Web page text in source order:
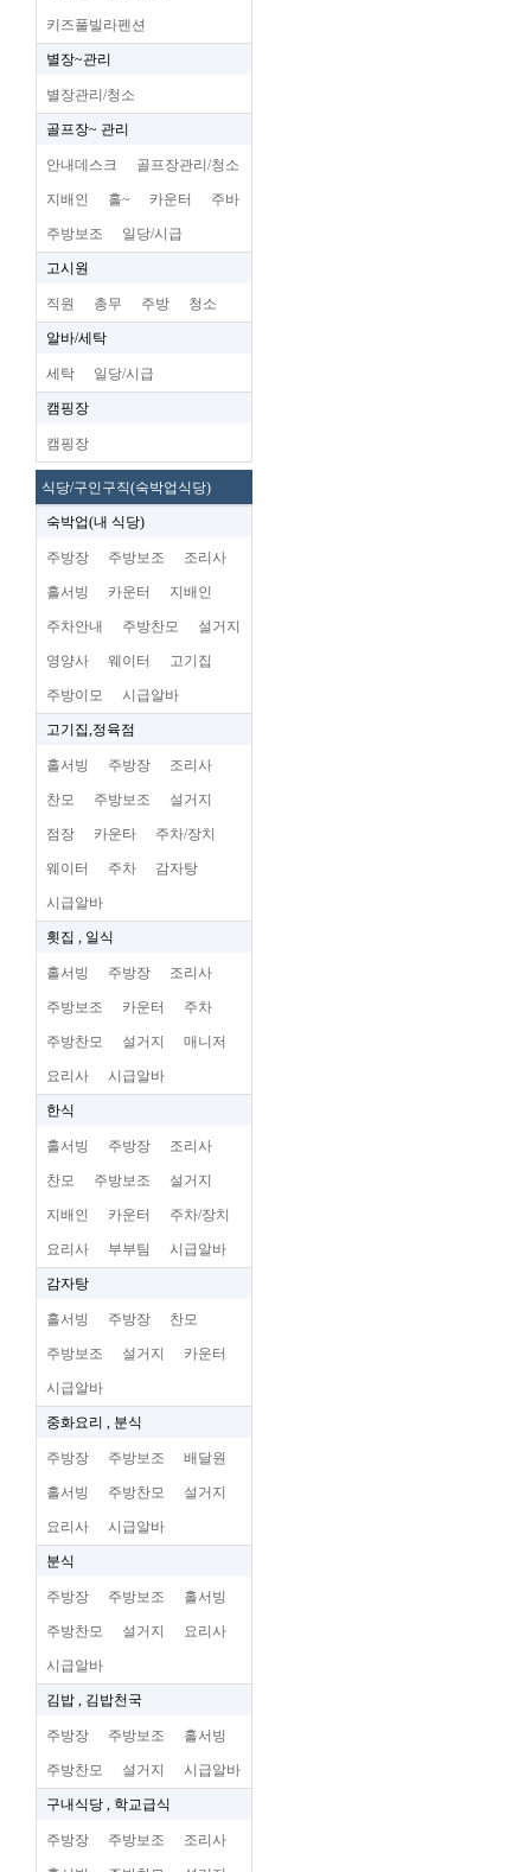
키즈풀빌라펜션
별장~관리
별장관리/청소
골프장~ 관리
안내데스크 골프장관리/청소
지배인 홀~ 카운터 주바
주방보조 일당/시급
고시원
직원 총무 주방 청소
알바/세탁
세탁 일당/시급
캠핑장
캠핑장
식당/구인구직(숙박업식당)
숙박업(내 식당)
주방장 주방보조 조리사
홀서빙 카운터 지배인
주차안내 주방찬모 설거지
영양사 웨이터 고기집
주방이모 시급알바
고기집,정육점
홀서빙 주방장 조리사
찬모 주방보조 설거지
점장 카운타 주차/장치
웨이터 주차 감자탕
시급알바
횟집 , 일식
홀서빙 주방장 조리사
주방보조 카운터 주차
주방찬모 설거지 매니저
요리사 시급알바
한식
홀서빙 주방장 조리사
찬모 주방보조 설거지
지배인 카운터 주차/장치
요리사 부부팀 시급알바
감자탕
홀서빙 주방장 찬모
주방보조 설거지 카운터
시급알바
중화요리 , 분식
주방장 주방보조 배달원
홀서빙 주방찬모 설거지
요리사 시급알바
분식
주방장 주방보조 홀서빙
주방찬모 설거지 요리사
시급알바
김밥 , 김밥천국
주방장 주방보조 홀서빙
주방찬모 설거지 시급알바
구내식당 , 학교급식
주방장 주방보조 조리사